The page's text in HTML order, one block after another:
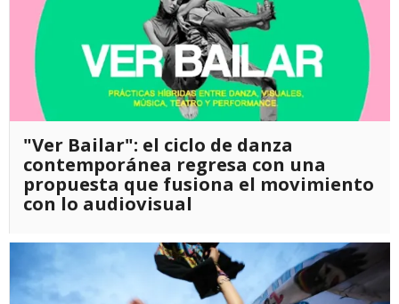
"Ver Bailar": el ciclo de danza
contemporánea regresa con una
propuesta que fusiona el movimiento
con lo audiovisual